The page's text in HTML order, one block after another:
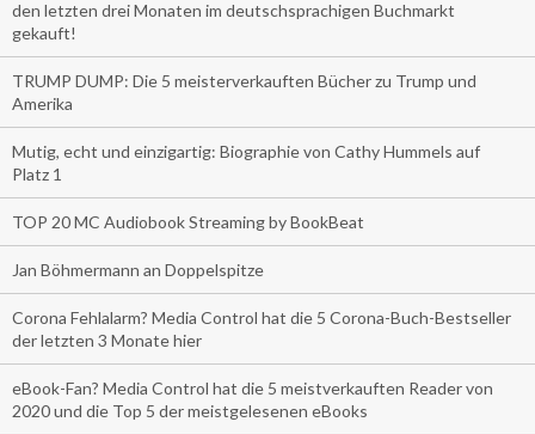
den letzten drei Monaten im deutschsprachigen Buchmarkt
gekauft!
TRUMP DUMP: Die 5 meisterverkauften Bücher zu Trump und
Amerika
Mutig, echt und einzigartig: Biographie von Cathy Hummels auf
Platz 1
TOP 20 MC Audiobook Streaming by BookBeat
Jan Böhmermann an Doppelspitze
Corona Fehlalarm? Media Control hat die 5 Corona-Buch-Bestseller
der letzten 3 Monate hier
eBook-Fan? Media Control hat die 5 meistverkauften Reader von
2020 und die Top 5 der meistgelesenen eBooks